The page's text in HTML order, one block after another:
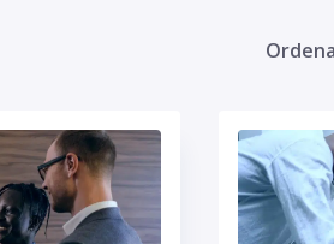
Advogados na
presidente da
Comissão de
Rondônia. Autora
Aurum. Amante